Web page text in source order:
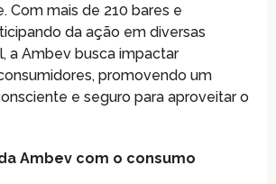
Com mais de 210 bares e
da ação em diversas
a Ambev busca impactar
promovendo um
e seguro para aproveitar o
Ambev com o consumo